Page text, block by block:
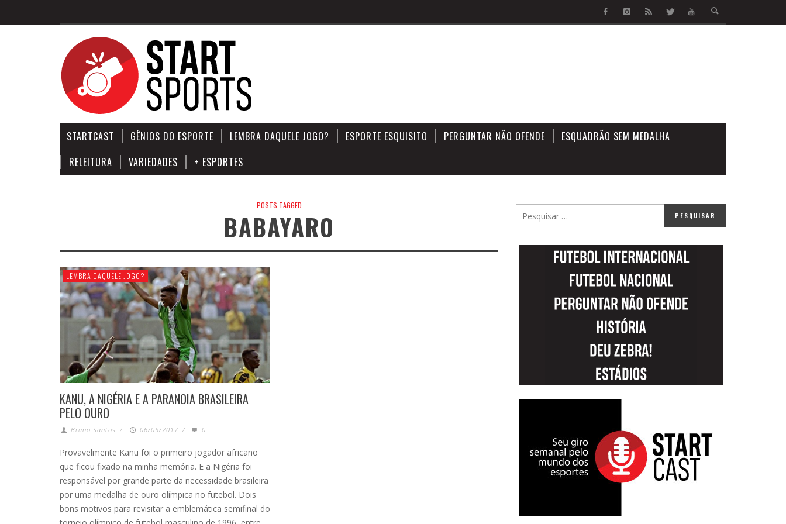
STARTCAST GÊNIOS DO ESPORTE LEMBRA DAQUELE JOGO? ESPORTE ESQUISITO PERGUNTAR NÃO OFENDE
ESQUADRÃO SEM MEDALHA
RELEITURA
VARIEDADES + ESPORTES
POSTS TAGGED
BABAYARO
LEMBRA DAQUELE JOGO?
KANU, A NIGÉRIA E A PARANOIA BRASILEIRA
PELO OURO
Bruno Santos / 06/05/2017 / 0
Provavelmente Kanu foi o primeiro jogador africano
que ficou fixado na minha memória. E a Nigéria foi
responsável por grande parte da necessidade brasileira
por uma medalha de ouro olímpica no futebol. Dois
bons motivos para revisitar a emblemática semifinal do